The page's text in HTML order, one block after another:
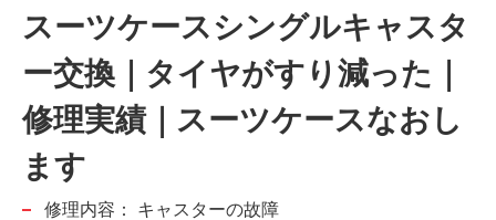
スーツケースシングルキャスタ
ー交換｜タイヤがすり減った｜
修理実績｜スーツケースなおし
ます
修理内容：
キャスターの故障